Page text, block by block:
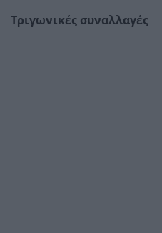
Τριγωνικές συναλλαγές